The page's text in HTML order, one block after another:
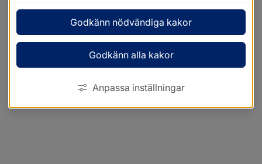
Godkänn nödvändiga kakor
Godkänn alla kakor
Anpassa inställningar